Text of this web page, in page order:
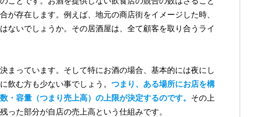
が存在します。例えば、地元の商店街をイメージした時、
ないでしょうか。その居酒屋は、全て顧客を取り合うライ
まっています。そして特にお酒の場合、基本的には夜にし
飲む方も少ない事でしょう。 つまり、ある場所にお店を構
・容量（つまり売上高）の上限が決定するのです。 その上
った部分が自店の売上高という仕組みです。